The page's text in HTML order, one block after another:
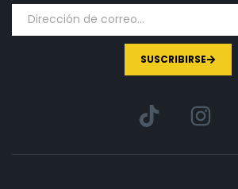
SUSCRIBIRSE